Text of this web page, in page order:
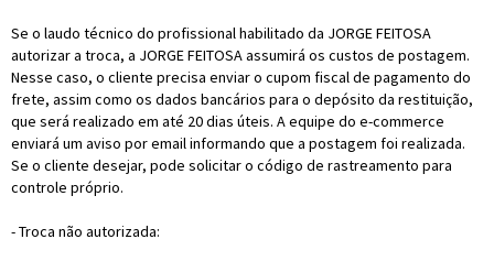
Se o laudo técnico do profissional habilitado da JORGE FEITOSA
autorizar a troca, a JORGE FEITOSA assumirá os custos de postagem.
Nesse caso, o cliente precisa enviar o cupom fiscal de pagamento do
frete, assim como os dados bancários para o depósito da restituição,
que será realizado em até 20 dias úteis. A equipe do e-commerce
enviará um aviso por email informando que a postagem foi realizada.
Se o cliente desejar, pode solicitar o código de rastreamento para
controle próprio.
- Troca não autorizada: